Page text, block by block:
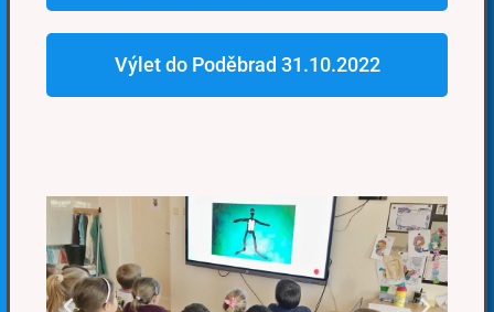
Výlet do Poděbrad 31.10.2022